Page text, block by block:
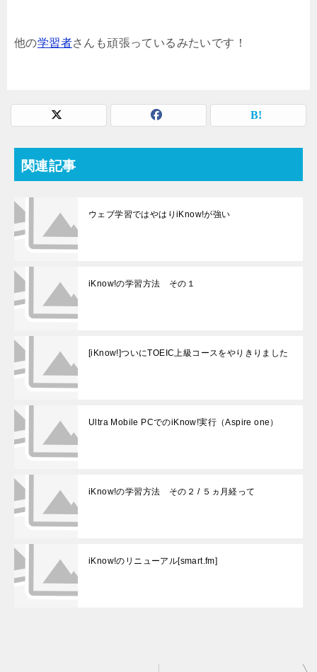
他の学習者さんも頑張っているみたいです！
関連記事
ウェブ学習ではやはりiKnow!が強い
iKnow!の学習方法 その１
[iKnow!]ついにTOEIC上級コースをやりきりました
Ultra Mobile PCでのiKnow!実行（Aspire one）
iKnow!の学習方法 その２ / ５ヵ月経って
iKnow!のリニューアル[smart.fm]